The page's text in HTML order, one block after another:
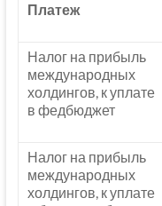
Платеж
Налог на прибыль
международных
холдингов, к уплате
в федбюджет
Налог на прибыль
международных
холдингов, к уплате